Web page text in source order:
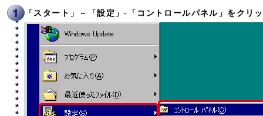
「スタート」－「設定」-「コントロールパネル」をクリ